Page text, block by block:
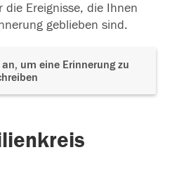
die Ereignisse, die Ihnen
geblieben sind.
um eine Erinnerung zu